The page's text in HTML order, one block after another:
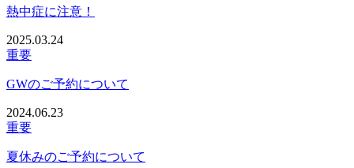
熱中症に注意！
2025.03.24
重要
GWのご予約について
2024.06.23
重要
夏休みのご予約について